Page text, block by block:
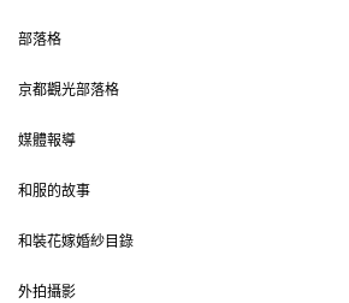
部落格
京都觀光部落格
媒體報導
和服的故事
和裝花嫁婚紗目錄
外拍攝影